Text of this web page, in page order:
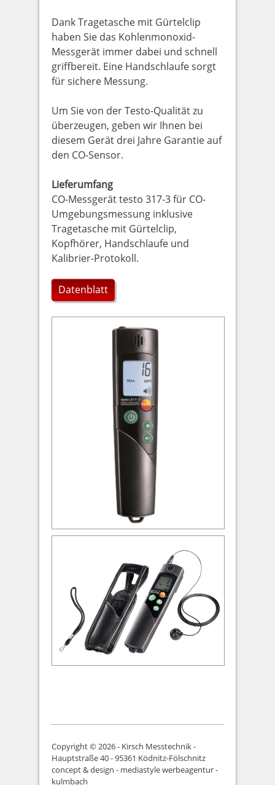
Dank Tragetasche mit Gürtelclip
haben Sie das Kohlenmonoxid-
Messgerät immer dabei und schnell
griffbereit. Eine Handschlaufe sorgt
für sichere Messung.
Um Sie von der Testo-Qualität zu
überzeugen, geben wir Ihnen bei
diesem Gerät drei Jahre Garantie auf
den CO-Sensor.
Lieferumfang
CO-Messgerät testo 317-3 für CO-
Umgebungsmessung inklusive
Tragetasche mit Gürtelclip,
Kopfhörer, Handschlaufe und
Kalibrier-Protokoll.
Datenblatt
Copyright © 2026 - Kirsch Messtechnik -
Hauptstraße 40 - 95361 Ködnitz-Fölschnitz
concept & design - mediastyle werbeagentur -
kulmbach